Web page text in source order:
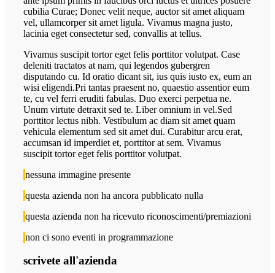
cubilia Curae; Donec velit neque, auctor sit amet aliquam
vel, ullamcorper sit amet ligula. Vivamus magna justo,
lacinia eget consectetur sed, convallis at tellus.
Vivamus suscipit tortor eget felis porttitor volutpat. Case
deleniti tractatos at nam, qui legendos gubergren
disputando cu. Id oratio dicant sit, ius quis iusto ex, eum an
wisi eligendi.Pri tantas praesent no, quaestio assentior eum
te, cu vel ferri eruditi fabulas. Duo exerci perpetua ne.
Unum virtute detraxit sed te. Liber omnium in vel.Sed
porttitor lectus nibh. Vestibulum ac diam sit amet quam
vehicula elementum sed sit amet dui. Curabitur arcu erat,
accumsan id imperdiet et, porttitor at sem. Vivamus
suscipit tortor eget felis porttitor volutpat.
nessuna immagine presente
questa azienda non ha ancora pubblicato nulla
questa azienda non ha ricevuto riconoscimenti/premiazioni
non ci sono eventi in programmazione
scrivete all'azienda